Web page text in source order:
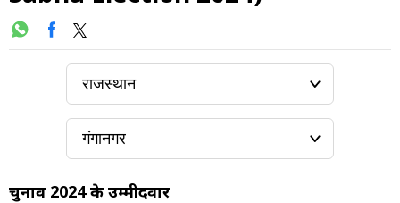
चुनाव 2024 के उम्मीदवार